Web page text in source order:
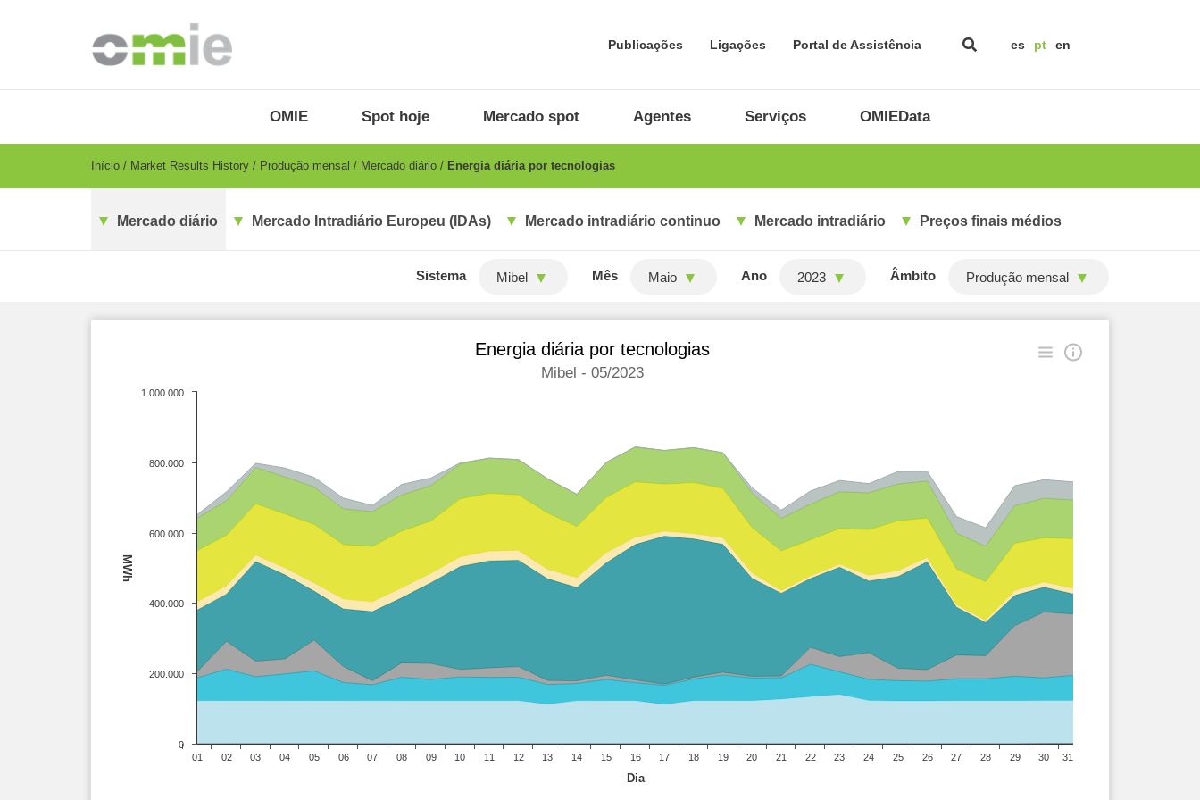
Publicações Ligações Portal de Assistência es pt en
PT
OMIE Spot hoje Mercado spot Agentes Serviços OMIEData
Breadcrumb
Início Market Results History Produção mensal Mercado diário Energia diária por tecnologias
Mercado diário Mercado Intradiário Europeu (IDAs) Mercado intradiário continuo Mercado intradiário Preços finais médios
Sistema Mibel Mês Maio Ano 2023 Âmbito Produção mensal
Dia
MWh
Energia diária por tecnologias
Mibel - 05/2023
01 02 03 04 05 06 07 08 09 10 11 12 13 14 15 16 17 18 19 20 21 22 23 24 25 26 27 28 29 30 31
0
200.000
400.000
600.000
800.000
1.000.000